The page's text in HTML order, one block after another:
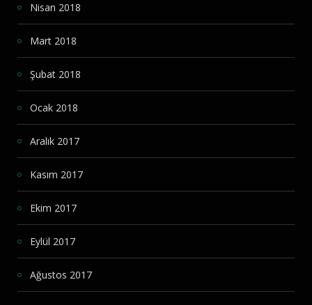
Nisan 2018
Mart 2018
Şubat 2018
Ocak 2018
Aralık 2017
Kasım 2017
Ekim 2017
Eylül 2017
Ağustos 2017